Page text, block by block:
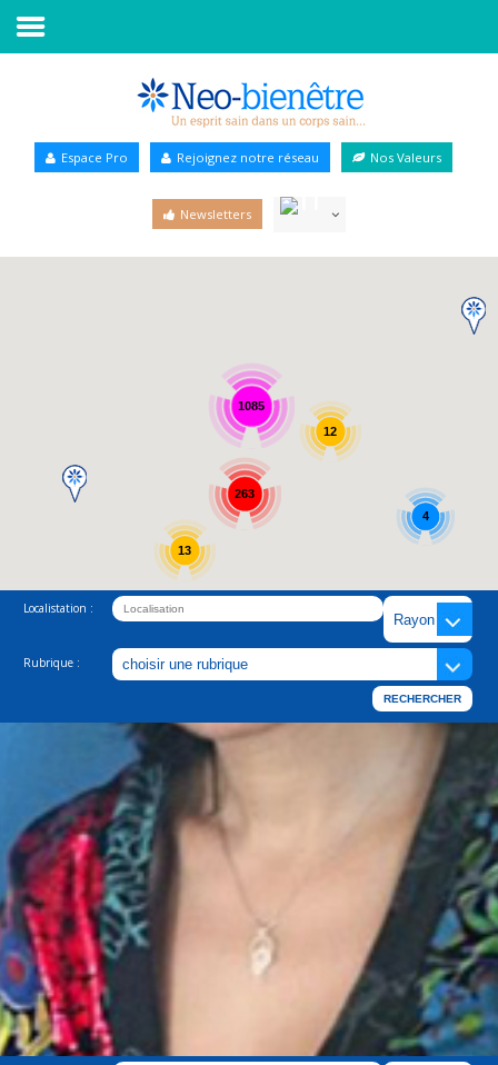
Annuaire Bien-être
Espace Pro Rejoignez notre réseau Nos Valeurs
Newsletters
1085
13
263
4
12
Localistation :
Rubrique :